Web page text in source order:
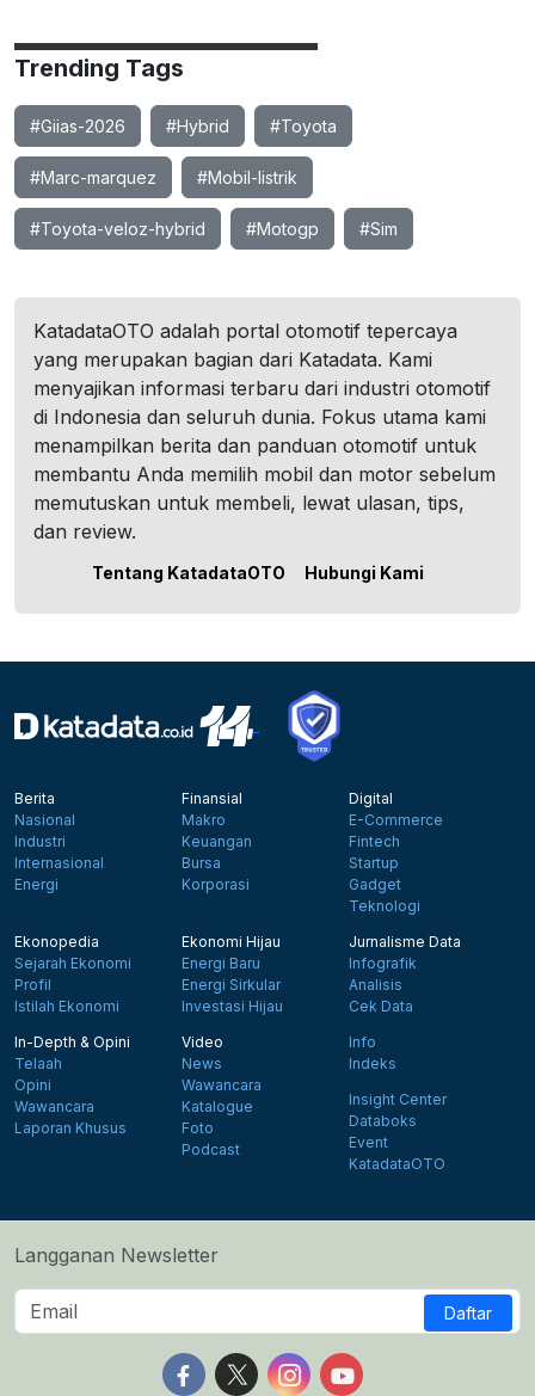
Trending Tags
#Giias-2026 #Hybrid #Toyota
#Marc-marquez #Mobil-listrik
#Toyota-veloz-hybrid #Motogp #Sim
KatadataOTO adalah portal otomotif tepercaya
yang merupakan bagian dari Katadata. Kami
menyajikan informasi terbaru dari industri otomotif
di Indonesia dan seluruh dunia. Fokus utama kami
menampilkan berita dan panduan otomotif untuk
membantu Anda memilih mobil dan motor sebelum
memutuskan untuk membeli, lewat ulasan, tips,
dan review.
Tentang KatadataOTO Hubungi Kami
Berita
Nasional
Industri
Internasional
Energi
Finansial
Makro
Keuangan
Bursa
Korporasi
Digital
E-Commerce
Fintech
Startup
Gadget
Teknologi
Ekonopedia
Sejarah Ekonomi
Profil
Istilah Ekonomi
Ekonomi Hijau
Energi Baru
Energi Sirkular
Investasi Hijau
Jurnalisme Data
Infografik
Analisis
Cek Data
In-Depth & Opini
Telaah
Opini
Wawancara
Laporan Khusus
Video
News
Wawancara
Katalogue
Foto
Podcast
Info
Indeks
Insight Center
Databoks
Event
KatadataOTO
Langganan Newsletter
Daftar
Follow us on Facebook
Follow us on X
Follow us on Instagram
Follow us on